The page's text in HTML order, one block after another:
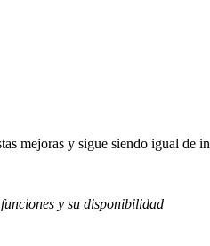
mejoras y sigue siendo igual de
y su disponibilidad